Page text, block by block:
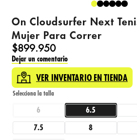
3. nike
4 . guayos
5. gorras
On Cloudsurfer Next
Mujer Para Correr
$899.950
Dejar un comentario
VER INVENTARIO EN TIENDA
6 6.5
7.5 8